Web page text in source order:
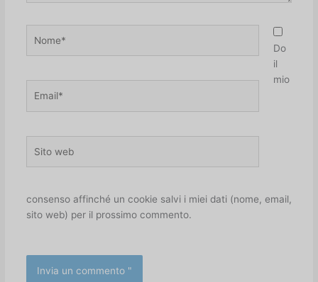
web
Do
il
mio
consenso affinché un cookie salvi i miei dati (nome, email,
sito web) per il prossimo commento.